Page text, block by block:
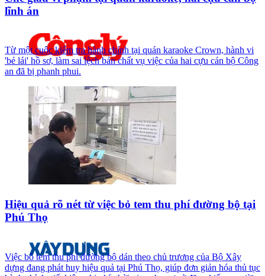
lĩnh án
Từ một cuộc kiểm tra hành chính tại quán karaoke Crown, hành vi
'bẻ lái' hồ sơ, làm sai lệch bản chất vụ việc của hai cựu cán bộ Công
an đã bị phanh phui.
Hiệu quả rõ nét từ việc bỏ tem thu phí đường bộ tại
Phú Thọ
Việc bỏ tem thu phí đường bộ dán theo chủ trương của Bộ Xây
dựng đang phát huy hiệu quả tại Phú Thọ, giúp đơn giản hóa thủ tục